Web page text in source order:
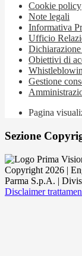
Cookie policy
Note legali
Informativa
Ufficio
Obiettivi di
Gestione
Pagina
Sezione
Copyright 2026 |
Parma S.p.A. |
Disclaimer